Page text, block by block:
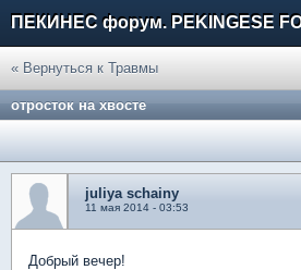
ПЕКИНЕС форум. PEKINGESE
« Вернуться к Травмы
отросток на хвосте
juliya schainy
11 мая 2014 - 03:53
Добрый вечер!